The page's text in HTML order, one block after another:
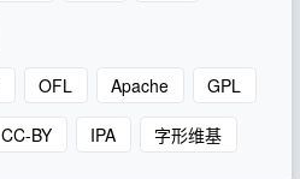
OFL Apache GPL
CC-BY IPA 字形维基